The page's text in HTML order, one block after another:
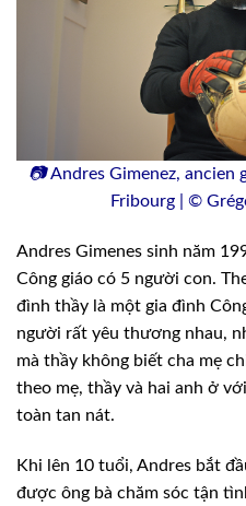
📷 Andres Gimenez, ancien
Fribourg | ©
Andres Gimenes sinh năm
Công giáo có 5 người con.
đình thầy là một gia đình
người rất yêu thương nhau,
mà thầy không biết cha mẹ
theo mẹ, thầy và hai anh ở
toàn tan nát.
Khi lên 10 tuổi, Andres bắt
được ông bà chăm sóc tận